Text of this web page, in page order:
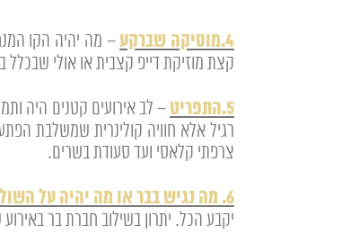
4.מוסיקה שברקע
קצת מוזיקת דייפ קצבית או אולי
5.התפריט
– לב אירועים קטנים היה
רגיל אלא חוויה קולינרית שמשלבת
צרפתי קלאסי ועד סעודת בשרים.
6. מה נגיש בבר או מה יהיה על השולחן
יקבע הכל. יתרון בשילוב חברת בר